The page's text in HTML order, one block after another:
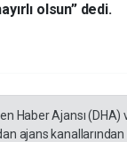
olsun” dedi.
Haber Ajansı
ajans